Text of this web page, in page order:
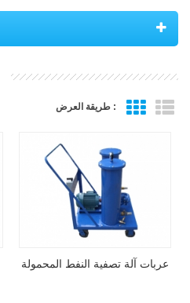
طريقة العرض :
عربات آلة تصفية النفط المحمولة